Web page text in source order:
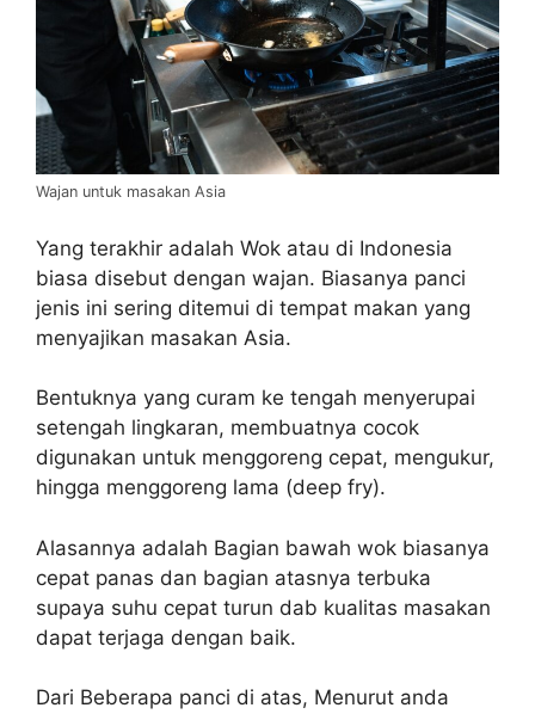
Wajan untuk masakan Asia
Yang terakhir adalah Wok atau di Indonesia
biasa disebut dengan wajan. Biasanya panci
jenis ini sering ditemui di tempat makan yang
menyajikan masakan Asia.
Bentuknya yang curam ke tengah menyerupai
setengah lingkaran, membuatnya cocok
digunakan untuk menggoreng cepat, mengukur,
hingga menggoreng lama (deep fry).
Alasannya adalah Bagian bawah wok biasanya
cepat panas dan bagian atasnya terbuka
supaya suhu cepat turun dab kualitas masakan
dapat terjaga dengan baik.
Dari Beberapa panci di atas, Menurut anda